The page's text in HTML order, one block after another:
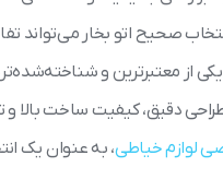
صحیح اتو بخار می‌تواند
از معتبرترین و
طراحی دقیق، کیفیت ساخت
لوازم خیاطی، به عنوان یک